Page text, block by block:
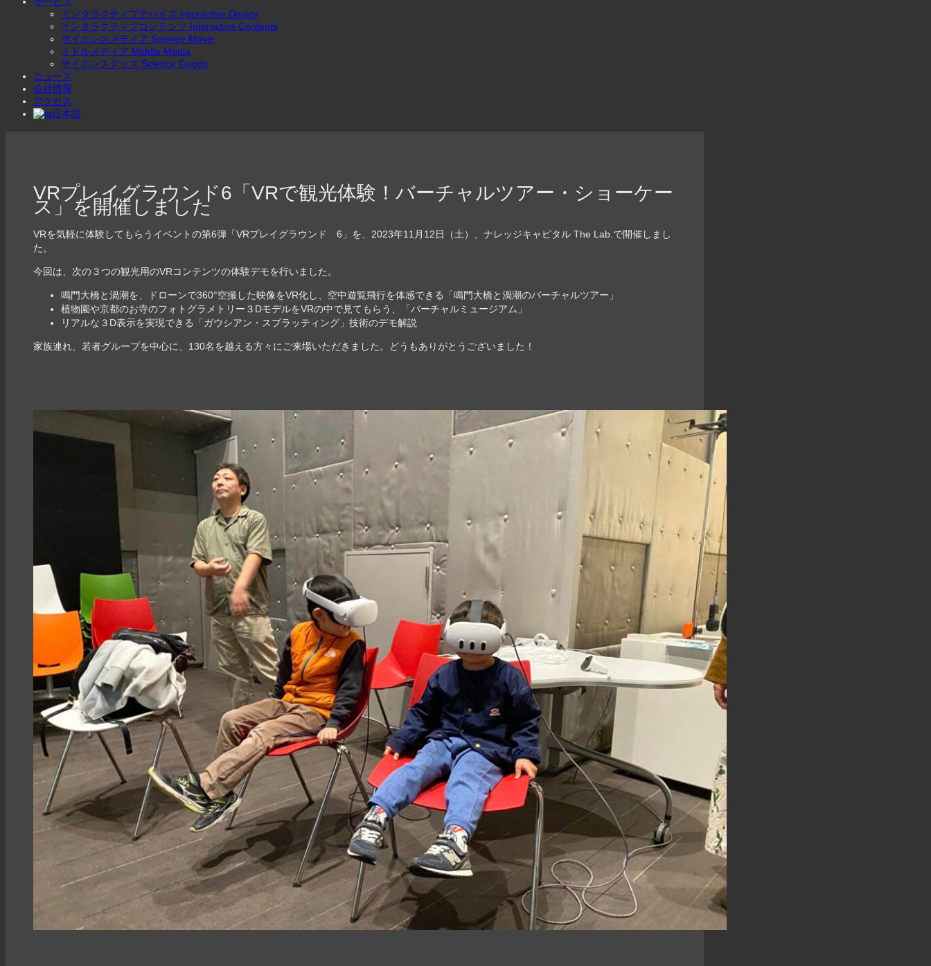
インタラクティブデバイス Interactive Device
インタラクティブコンテンツ Interactive Contents
サイエンスメディア Science Movie
ミドルメディア Middle Media
サイエンスグッズ Science Goods
ニュース
会社情報
アクセス
日本語
VRプレイグラウンド6「VRで観光体験！バーチャルツアー・ショーケー
ス」を開催しました
VRを気軽に体験してもらうイベントの第6弾「VRプレイグラウンド 6」を、2023年11月12日（土）、ナレッジキャピタル The Lab.で開催しまし
た。
今回は、次の３つの観光用のVRコンテンツの体験デモを行いました。
鳴門大橋と渦潮を、ドローンで360°空撮した映像をVR化し、空中遊覧飛行を体感できる「鳴門大橋と渦潮のバーチャルツアー」
植物園や京都のお寺のフォトグラメトリー３DモデルをVRの中で見てもらう、「バーチャルミュージアム」
リアルな３D表示を実現できる「ガウシアン・スプラッティング」技術のデモ解説
家族連れ、若者グループを中心に、130名を越える方々にご来場いただきました。どうもありがとうございました！